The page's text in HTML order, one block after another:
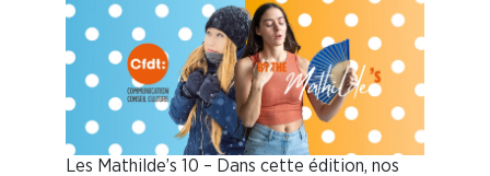
Les Mathilde’s 10 – Dans cette édition, nos